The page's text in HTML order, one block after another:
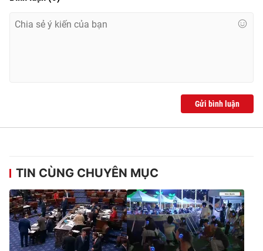
Gửi bình luận
TIN CÙNG CHUYÊN MỤC